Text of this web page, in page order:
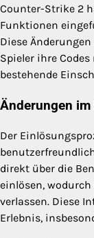
Counter-Strike 2
Funktionen
Diese
Spieler ihre
bestehende
Änderungen
Der
direkt über die
einlösen,
verlassen. Diese
Erlebnis,